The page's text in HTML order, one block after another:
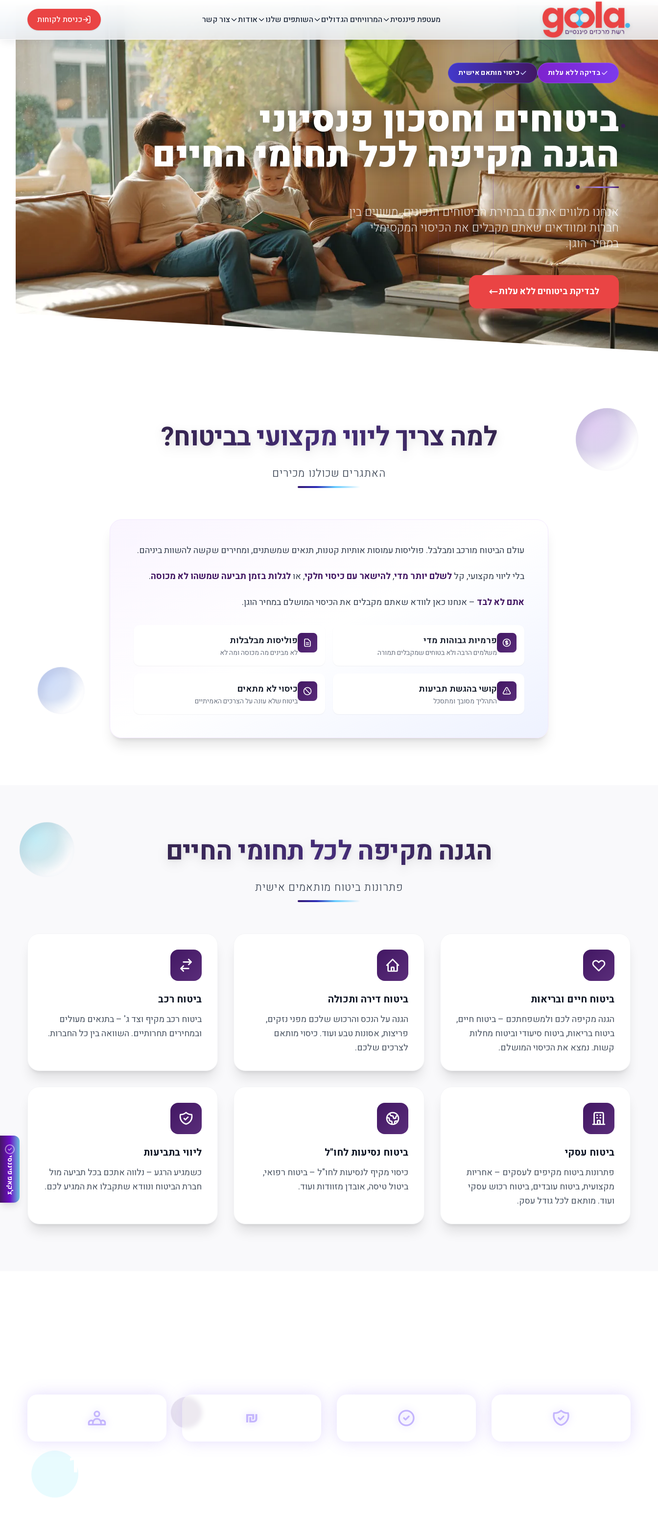
מעטפת פיננסית המרוויחים הגדולים השותפים שלנו אודות צור קשר כניסת לקוחות
צ'קאפ פיננסי
בדיקה ללא עלות כיסוי מותאם אישית
ביטוחים וחסכון פנסיוני
הגנה מקיפה לכל תחומי החיים
אנחנו מלווים אתכם בבחירת הביטוחים הנכונים, משווים בין
חברות ומוודאים שאתם מקבלים את הכיסוי המקסימלי
במחיר הוגן.
לבדיקת ביטוחים ללא עלות
למה צריך ליווי מקצועי בביטוח?
האתגרים שכולנו מכירים
עולם הביטוח מורכב ומבלבל. פוליסות עמוסות אותיות קטנות, תנאים שמשתנים, ומחירים שקשה להשוות ביניהם.
בלי ליווי מקצועי, קללשלם יותר מדי,להישאר עם כיסוי חלקי, אולגלות בזמן תביעה שמשהו לא מכוסה.
אתם לא לבד – אנחנו כאן לוודא שאתם מקבלים את הכיסוי המושלם במחיר הוגן.
פרמיות גבוהות מדי
משלמים הרבה ולא בטוחים שמקבלים תמורה
פוליסות מבלבלות
לא מבינים מה מכוסה ומה לא
קושי בהגשת תביעות
התהליך מסובך ומתסכל
כיסוי לא מתאים
ביטוח שלא עונה על הצרכים האמיתיים
הגנה מקיפה לכל תחומי החיים
פתרונות ביטוח מותאמים אישית
ביטוח חיים ובריאות
הגנה מקיפה לכם ולמשפחתכם – ביטוח חיים,
ביטוח בריאות, ביטוח סיעודי וביטוח מחלות
קשות. נמצא את הכיסוי המושלם.
ביטוח דירה ותכולה
הגנה על הנכס והרכוש שלכם מפני נזקים,
פריצות, אסונות טבע ועוד. כיסוי מותאם
לצרכים שלכם.
ביטוח רכב
ביטוח רכב מקיף וצד ג' – בתנאים מעולים
ובמחירים תחרותיים. השוואה בין כל החברות.
ביטוח עסקי
פתרונות ביטוח מקיפים לעסקים – אחריות
מקצועית, ביטוח עובדים, ביטוח רכוש עסקי
ועוד. מותאם לכל גודל עסק.
ביטוח נסיעות לחו"ל
כיסוי מקיף לנסיעות לחו"ל – ביטוח רפואי,
ביטול טיסה, אובדן מזוודות ועוד.
ליווי בתביעות
כשמגיע הרגע – נלווה אתכם בכל תביעה מול
חברת הביטוח ונוודא שתקבלו את המגיע לכם.
₪